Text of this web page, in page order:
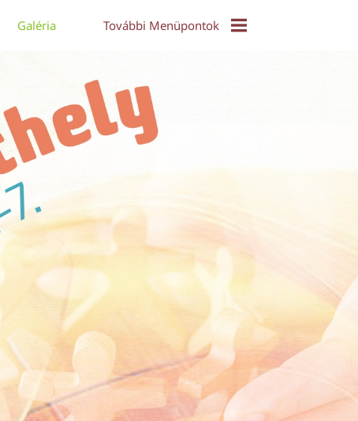
Galéria További Menüpontok
Közös Táncház - Video
Online Konferencia 2021
Alkotói Pályázat 2017
Díjazott Alkotások 2017
Videó Galéria